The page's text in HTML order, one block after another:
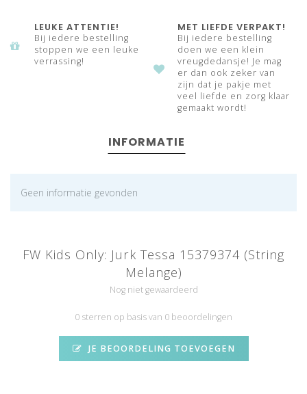
LEUKE ATTENTIE!
Bij iedere bestelling
stoppen we een leuke
verrassing!
MET LIEFDE VERPAKT!
Bij iedere bestelling
doen we een klein
vreugdedansje! Je mag
er dan ook zeker van
zijn dat je pakje met
veel liefde en zorg klaar
gemaakt wordt!
INFORMATIE
Geen informatie gevonden
FW Kids Only: Jurk Tessa 15379374 (String
Melange)
Nog niet gewaardeerd
0 sterren op basis van 0 beoordelingen
JE BEOORDELING TOEVOEGEN